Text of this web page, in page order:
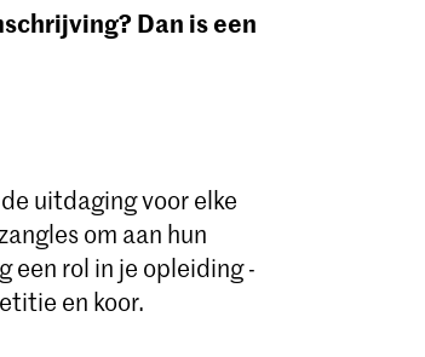
Dan is een
uitdaging voor elke
om aan hun
een rol in je opleiding -
en koor.